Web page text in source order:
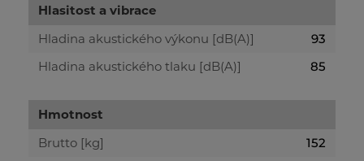
Hlasitost a vibrace
Hladina akustického výkonu [dB(A)]
93
Hladina akustického tlaku [dB(A)]
85
Hmotnost
Brutto [kg]
152